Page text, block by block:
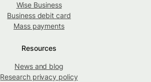
Wise Business
Business debit card
Mass payments
Resources
News and blog
Research privacy policy